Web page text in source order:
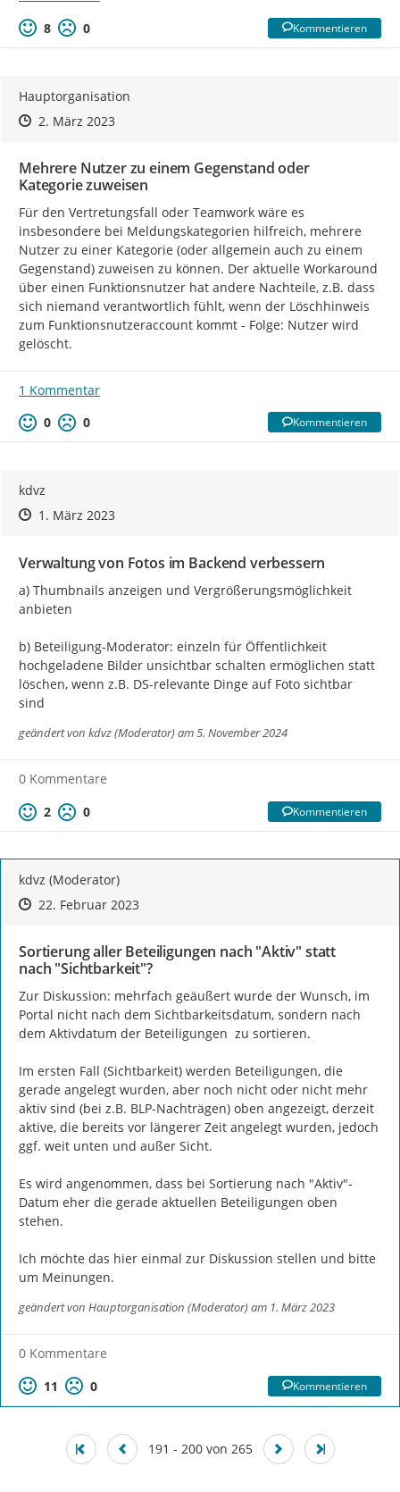
8
0 Kommentieren
Hauptorganisation
Zeitpunkt des Erstellens
Zeitpunkt des Erstellens
2. März 2023Zur Äußerung
Mehrere Nutzer zu einem Gegenstand oder
Kategorie zuweisen
Für den Vertretungsfall oder Teamwork wäre es
insbesondere bei Meldungskategorien hilfreich, mehrere
Nutzer zu einer Kategorie (oder allgemein auch zu einem
Gegenstand) zuweisen zu können. Der aktuelle Workaround
über einen Funktionsnutzer hat andere Nachteile, z.B. dass
sich niemand verantwortlich fühlt, wenn der Löschhinweis
zum Funktionsnutzeraccount kommt - Folge: Nutzer wird
gelöscht.
1 Kommentar
0
0 Kommentieren
kdvz
Zeitpunkt des Erstellens
Zeitpunkt des Erstellens
1. März 2023Zur Äußerung
Verwaltung von Fotos im Backend verbessern
a) Thumbnails anzeigen und Vergrößerungsmöglichkeit
anbieten
b) Beteiligung-Moderator: einzeln für Öffentlichkeit
hochgeladene Bilder unsichtbar schalten ermöglichen statt
löschen, wenn z.B. DS-relevante Dinge auf Foto sichtbar
sind
geändert von kdvz (Moderator)am 5. November 2024
0 Kommentare
2
0 Kommentieren
kdvz (Moderator)
Zeitpunkt des Erstellens
Zeitpunkt des Erstellens
22. Februar 2023Zur Äußerung
Sortierung aller Beteiligungen nach "Aktiv" statt
nach "Sichtbarkeit"?
Zur Diskussion: mehrfach geäußert wurde der Wunsch, im
Portal nicht nach dem Sichtbarkeitsdatum, sondern nach
dem Aktivdatum der Beteiligungen  zu sortieren.
Im ersten Fall (Sichtbarkeit) werden Beteiligungen, die
gerade angelegt wurden, aber noch nicht oder nicht mehr
aktiv sind (bei z.B. BLP-Nachträgen) oben angezeigt, derzeit
aktive, die bereits vor längerer Zeit angelegt wurden, jedoch
ggf. weit unten und außer Sicht.
Es wird angenommen, dass bei Sortierung nach "Aktiv"-
Datum eher die gerade aktuellen Beteiligungen oben
stehen.
Ich möchte das hier einmal zur Diskussion stellen und bitte
um Meinungen.
geändert von Hauptorganisation (Moderator)am 1. März 2023
0 Kommentare
11
0 Kommentieren
191 - 200 von 265